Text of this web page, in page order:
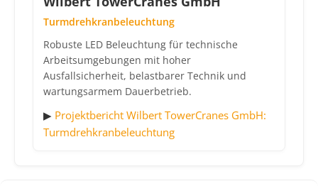
Turmdrehkranbeleuchtung
Robuste LED Beleuchtung für technische
Arbeitsumgebungen mit hoher
Ausfallsicherheit, belastbarer Technik und
wartungsarmem Dauerbetrieb.
▶ Projektbericht Wilbert TowerCranes GmbH:
Turmdrehkranbeleuchtung